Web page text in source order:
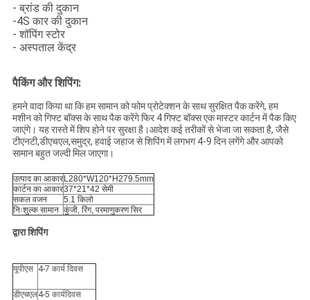
- ब्रांड की दुकान
-4S कार की दुकान
- शॉपिंग स्टोर
- अस्पताल केंद्र
पैकिंग और शिपिंग:
हमने वादा किया था कि हम सामान को फोम प्रोटेक्शन के साथ सुरक्षित पैक करेंगे, हम
मशीन को गिफ्ट बॉक्स के साथ पैक करेंगे फिर 4 गिफ्ट बॉक्स एक मास्टर कार्टन में पैक किए
जाएंगे। यह रास्ते में शिप होने पर सुरक्षा है।आदेश कई तरीकों से भेजा जा सकता है, जैसे
टीएनटी,डीएचएल,समुद्र, हवाई जहाज से शिपिंग में लगभग 4-9 दिन लगेंगे और आपको
सामान बहुत जल्दी मिल जाएगा।
उत्पाद का आकारL280*W120*H279.5mm
कार्टन का आकार37*21*42 सेमी
सकल वजन
5.1 किलो
निःशुल्क सामान कुंजी, रिंग, परमाणुकरण सिर
द्वारा शिपिंग
यूपीएस 4-7 कार्य दिवस
डीएचएल4-5 कार्यदिवस